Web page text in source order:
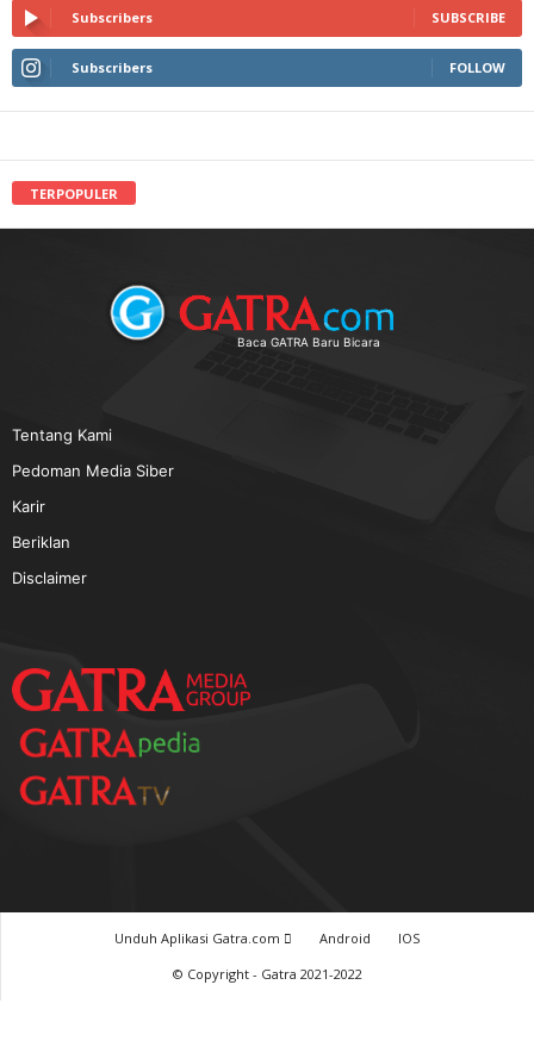
Subscribers SUBSCRIBE
Subscribers FOLLOW
TERPOPULER
Baca GATRA Baru Bicara